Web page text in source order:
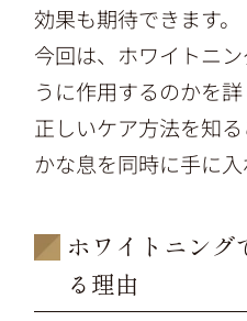
効果も期待できます。
今回は、ホワイトニ
うに作用するのかを詳
正しいケア方法を知
かな息を同時に手に入
ホワイトニング
る理由